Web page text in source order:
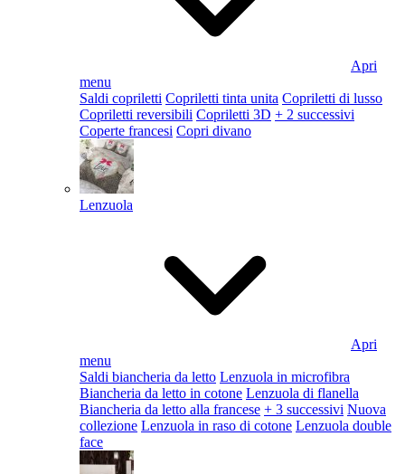
Apri
menu
Saldi copriletti Copriletti tinta unita Copriletti di lusso
Copriletti reversibili Copriletti 3D + 2 successivi
Coperte francesi Copri divano
Lenzuola
Apri
menu
Saldi biancheria da letto Lenzuola in microfibra
Biancheria da letto in cotone Lenzuola di flanella
Biancheria da letto alla francese + 3 successivi Nuova
collezione Lenzuola in raso di cotone Lenzuola double
face